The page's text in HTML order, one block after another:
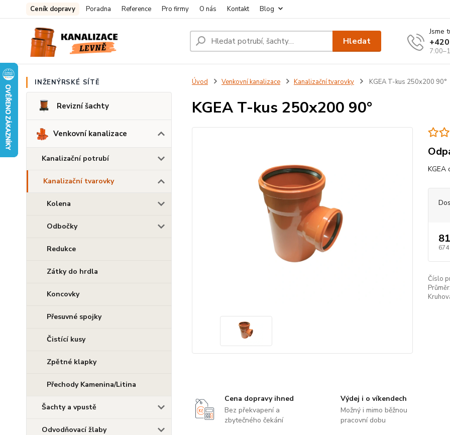
Ceník dopravy Poradna Reference Pro firmy O nás Kontakt Blog
Hledat
Jsme
INŽENÝRSKÉ SÍTĚ
Revizní šachty
Venkovní kanalizace
Kanalizační potrubí
Kanalizační tvarovky
Kolena
Odbočky
Redukce
Zátky do hrdla
Koncovky
Přesuvné spojky
Čistící kusy
Zpětné klapky
Přechody Kamenina/Litina
Šachty a vpustě
Odvodňovací žlaby
Úvod Venkovní kanalizace Kanalizační tvarovky KGEA T-kus 250x200 90°
KGEA T-kus 250x200 90°
KGEA
674
Číslo
Průměr:
Cena dopravy ihned
Bez překvapení a
zbytečného čekání
Výdej i o víkendech
Možný i mimo běžnou
pracovní dobu